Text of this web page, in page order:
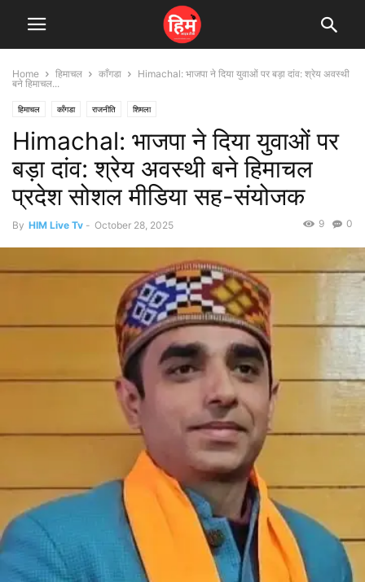
Home हिमाचल काँगडा
Himachal: भाजपा ने दिया युवाओं पर बड़ा दांव: श्रेय अवस्थी
बने हिमाचल...
हिमाचल काँगडा राजनीति शिमला
Himachal: भाजपा ने दिया युवाओं पर
बड़ा दांव: श्रेय अवस्थी बने हिमाचल
प्रदेश सोशल मीडिया सह-संयोजक
By HIM Live Tv - October 28, 2025 0
9